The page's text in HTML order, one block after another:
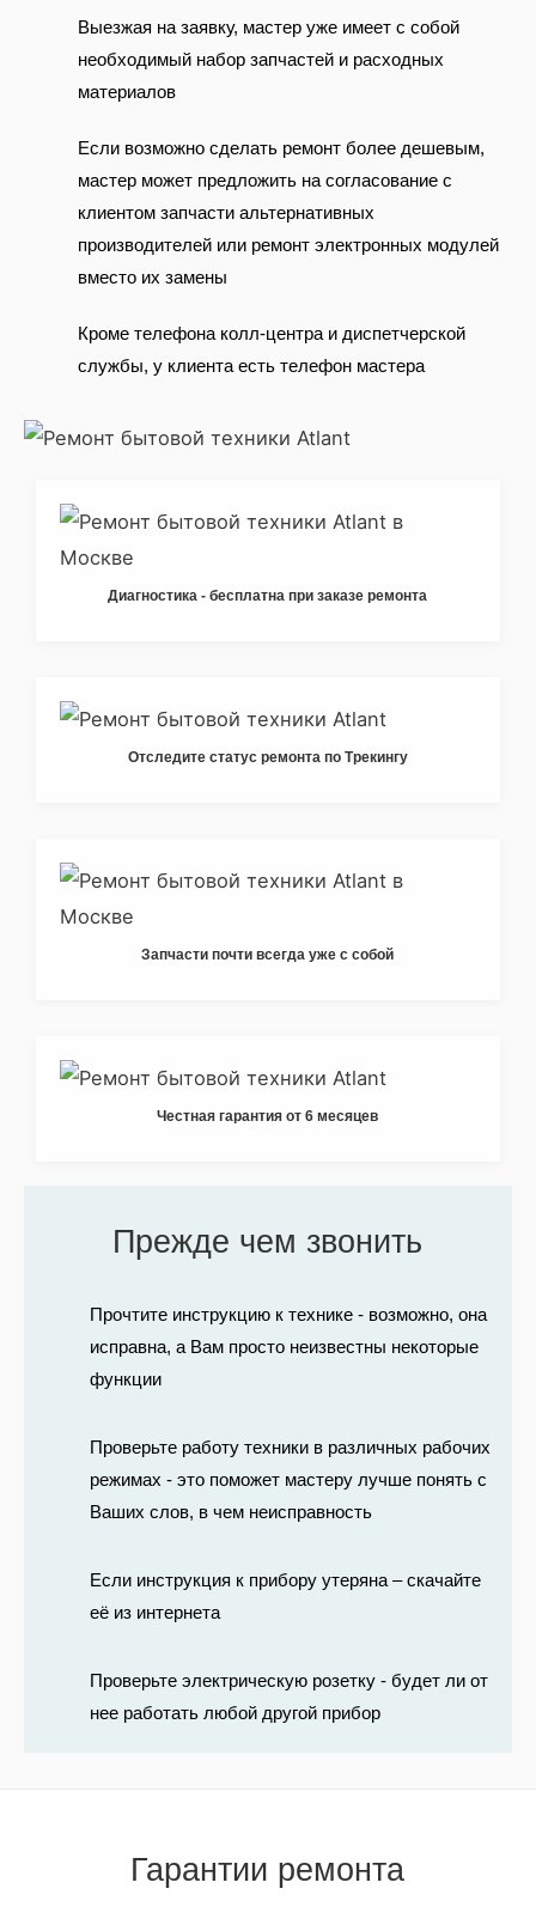
Выезжая на заявку, мастер уже имеет с собой
необходимый набор запчастей и расходных
материалов
Если возможно сделать ремонт более дешевым,
мастер может предложить на согласование с
клиентом запчасти альтернативных
производителей или ремонт электронных модулей
вместо их замены
Кроме телефона колл-центра и диспетчерской
службы, у клиента есть телефон мастера
Диагностика - бесплатна при заказе ремонта
Отследите статус ремонта по Трекингу
Запчасти почти всегда уже с собой
Честная гарантия от 6 месяцев
Прежде чем звонить
Прочтите инструкцию к технике - возможно, она
исправна, а Вам просто неизвестны некоторые
функции
Проверьте работу техники в различных рабочих
режимах - это поможет мастеру лучше понять с
Ваших слов, в чем неисправность
Если инструкция к прибору утеряна – скачайте
её из интернета
Проверьте электрическую розетку - будет ли от
нее работать любой другой прибор
Гарантии ремонта